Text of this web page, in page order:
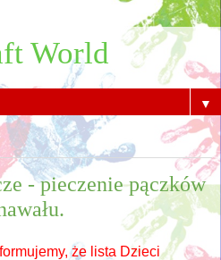
World
▼
- pieczenie pączków
że lista Dzieci